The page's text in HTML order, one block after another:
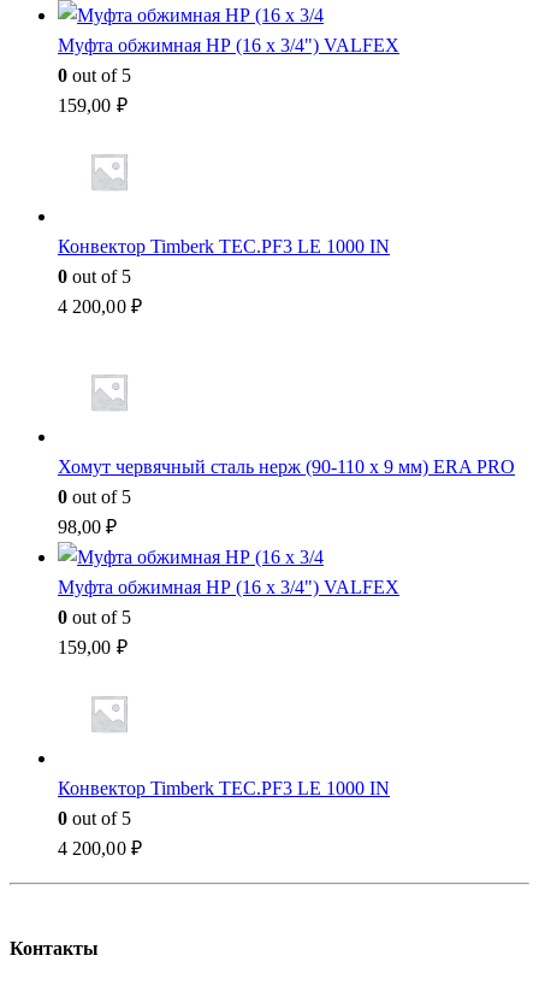
Муфта обжимная НР (16 x 3/4") VALFEX
0 out of 5
159,00 ₽
Конвектор Timberk TEC.PF3 LE 1000 IN
0 out of 5
4 200,00 ₽
Хомут червячный сталь нерж (90-110 x 9 мм) ERA PRO
0 out of 5
98,00₽
Муфта обжимная НР (16 x 3/4") VALFEX
0 out of 5
159,00 ₽
Конвектор Timberk TEC.PF3 LE 1000 IN
0 out of 5
4 200,00 ₽
Контакты